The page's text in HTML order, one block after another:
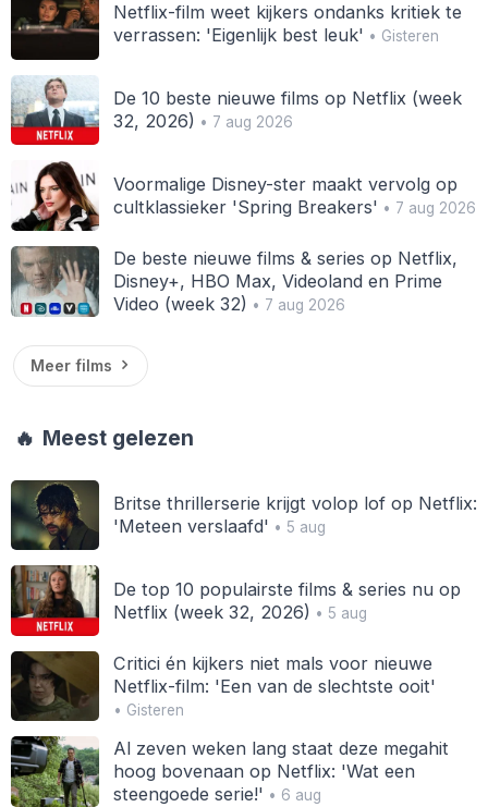
Netflix-film weet kijkers ondanks kritiek te
verrassen: 'Eigenlijk best leuk' • Gisteren
De 10 beste nieuwe films op Netflix (week
32, 2026) • 7 aug 2026
Voormalige Disney-ster maakt vervolg op
cultklassieker 'Spring Breakers' • 7 aug 2026
De beste nieuwe films & series op Netflix,
Disney+, HBO Max, Videoland en Prime
Video (week 32) • 7 aug 2026
Meer films
🔥 Meest gelezen
Britse thrillerserie krijgt volop lof op Netflix:
'Meteen verslaafd' • 5 aug
De top 10 populairste films & series nu op
Netflix (week 32, 2026) • 5 aug
Critici én kijkers niet mals voor nieuwe
Netflix-film: 'Een van de slechtste ooit'
• Gisteren
Al zeven weken lang staat deze megahit
hoog bovenaan op Netflix: 'Wat een
steengoede serie!' • 6 aug